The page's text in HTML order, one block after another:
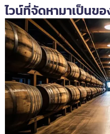
ไวน์ที่จัดหามาเป็นขอ